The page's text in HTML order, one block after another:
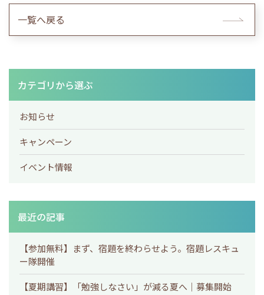
一覧へ戻る
カテゴリから選ぶ
お知らせ
キャンペーン
イベント情報
最近の記事
【参加無料】まず、宿題を終わらせよう。宿題レスキュ
ー隊開催
【夏期講習】「勉強しなさい」が減る夏へ｜募集開始